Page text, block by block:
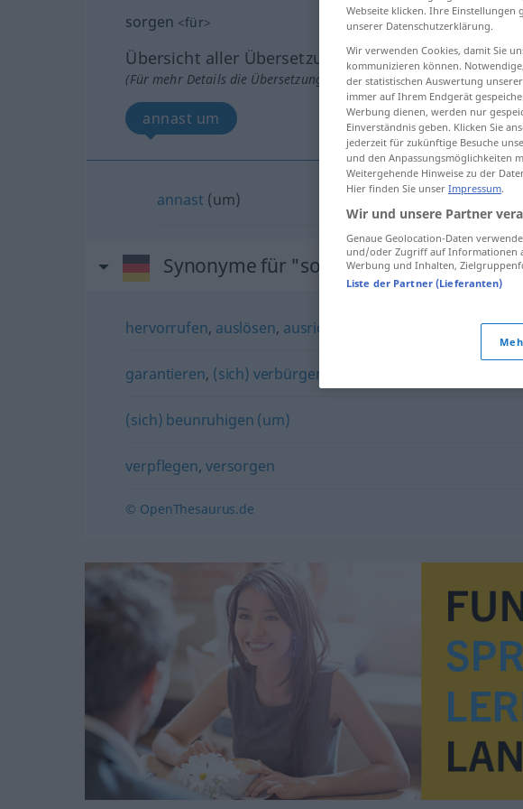
sorgen <für>
Übersicht aller Übersetzungen
(Für mehr Details die Übersetzung anklicken/antippen)
annast um
annast (um)
Synonyme für "sorgen"
hervorrufen, auslösen, ausrichten verursachen
garantieren, (sich) verbürgen (für)
(sich) beunruhigen (um)
verpflegen,versorgen
© OpenThesaurus.de
Webseite klicken. Ihre
unserer Datenschutzerklärung.
Wir verwenden Cookies, damit Sie
kommunizieren können.
der statistischen Auswertung
immer auf Ihrem Endgerät
Werbung dienen, werden nur
Einverständnis geben. Klicken Sie
jederzeit für zukünftige Besuche
und den Anpassungsmöglichkeiten
Weitergehende Hinweise zu der
Hier finden Sie unser Impressum.
Wir und unsere Partner
Genaue Geolocation-Daten
und/oder Zugriff auf Informationen
Werbung und Inhalten,
Liste der Partner (Lieferanten)